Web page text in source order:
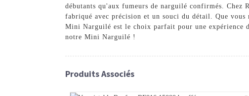
débutants qu'aux fumeurs de narguilé confirmés.
fabriqué avec précision et un souci du détail. Que
Mini Narguilé est le choix parfait pour une expérience
notre Mini Narguilé !
Produits Associés